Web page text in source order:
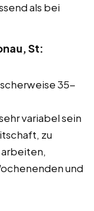
als bei
St:
35-
variabel sein
zu
und